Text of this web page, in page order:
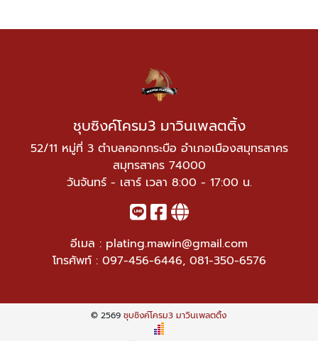
ชุบซิงค์โครม3 มาวินเพลตติ้ง
52/11 หมู่ที่ 3 ตำบลคอกกระบือ อำเภอเมืองสมุทรสาคร
สมุทรสาคร 74000
วันจันทร์ - เสาร์ เวลา 8:00 - 17:00 น.
อีเมล : plating.mawin@gmail.com
โทรศัพท์ : 097-456-6446, 081-350-6576
© 2569ชุบซิงค์โครม3 มาวินเพลตติ้ง